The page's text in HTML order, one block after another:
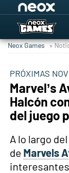
Neox Games »
PRÓXIMAS
Marvel’s
Halcón
del juego
A lo largo
de Marvels
interesantes